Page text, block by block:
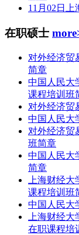
11月02日上
在职硕士
对外经济贸
简章
中国人民大
课程培训班
对外经济贸
中国人民大
对外经济贸
班简章
中国人民大
简章
上海财经
课程培训班
中国人民大
上海财经
在职课程培